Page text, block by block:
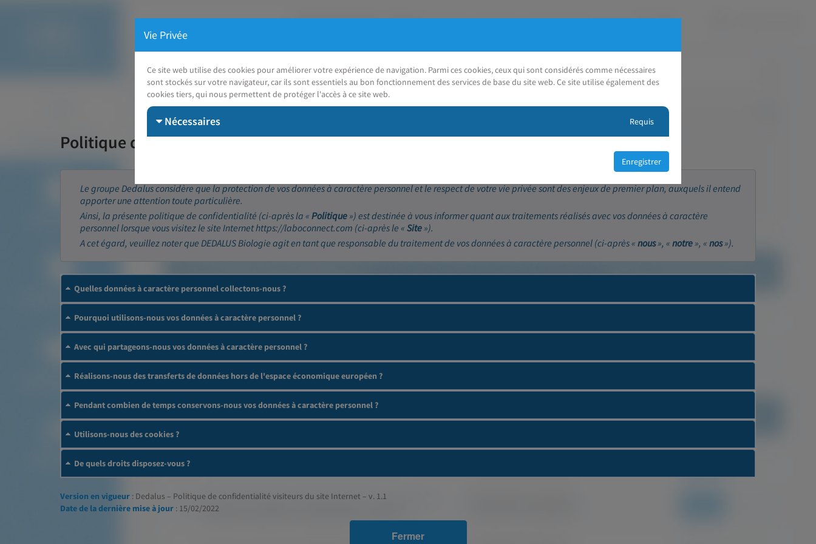
Politique de confidentialité (RGPD)
Le groupe Dedalus considère que la protection de vos données à caractère personnel et le respect de votre vie privée sont des enjeux de premier plan, auxquels il entend
apporter une attention toute particulière.
Ainsi, la présente politique de confidentialité (ci-après la « Politique») est destinée à vous informer quant aux traitements réalisés avec vos données à caractère
personnel lorsque vous visitez le site Internet https://laboconnect.com (ci-après le « Site»).
A cet égard, veuillez noter que DEDALUS Biologie agit en tant que responsable du traitement de vos données à caractère personnel (ci-après « nous», « notre», « nos»).
Quelles données à caractère personnel collectons-nous ?
Pourquoi utilisons-nous vos données à caractère personnel ?
Avec qui partageons-nous vos données à caractère personnel ?
Réalisons-nous des transferts de données hors de l'espace économique européen ?
Pendant combien de temps conservons-nous vos données à caractère personnel ?
Utilisons-nous des cookies ?
De quels droits disposez-vous ?
Version en vigueur : Dedalus – Politique de confidentialité visiteurs du site Internet – v. 1.1
Date de la dernière mise à jour : 15/02/2022
Fermer
Vie Privée
Ce site web utilise des cookies pour améliorer votre expérience de navigation. Parmi ces cookies, ceux qui sont considérés comme nécessaires
sont stockés sur votre navigateur, car ils sont essentiels au bon fonctionnement des services de base du site web. Ce site utilise également des
cookies tiers, qui nous permettent de protéger l'accès à ce site web.
Nécessaires Requis